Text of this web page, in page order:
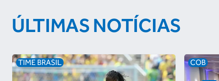
ÚLTIMAS NOTÍCIAS
TIME BRASIL COB